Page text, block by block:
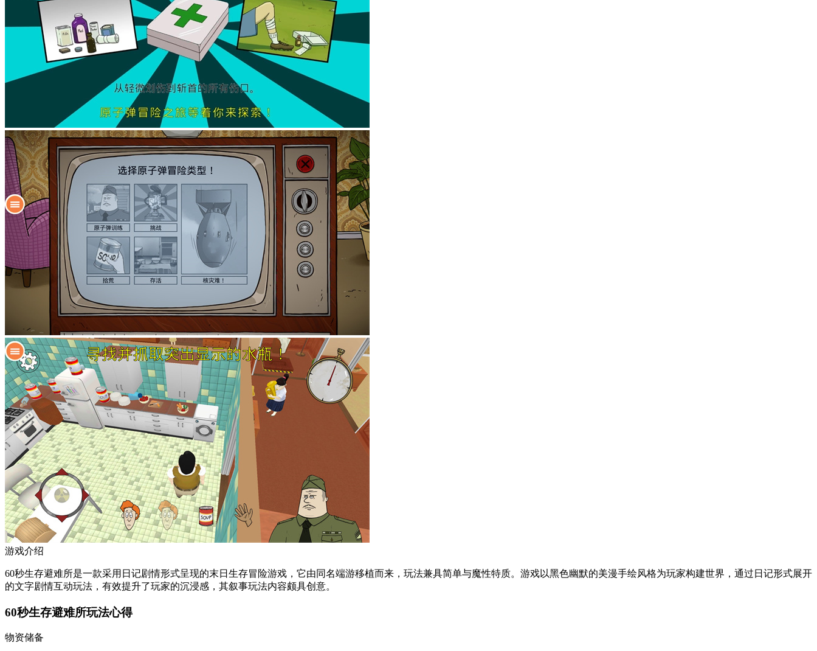
游戏介绍
60秒生存避难所是一款采用日记剧情形式呈现的末日生存冒险游戏，它由同名端游移植而来，玩法兼具简单与魔性特质。游戏以黑色幽默的美漫手绘风格为玩家构建世界，通过日记形式展开
的文字剧情互动玩法，有效提升了玩家的沉浸感，其叙事玩法内容颇具创意。
60秒生存避难所玩法心得
物资储备